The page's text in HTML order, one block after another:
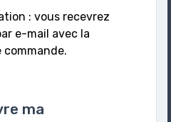
: vous recevrez
e-mail avec la
ma